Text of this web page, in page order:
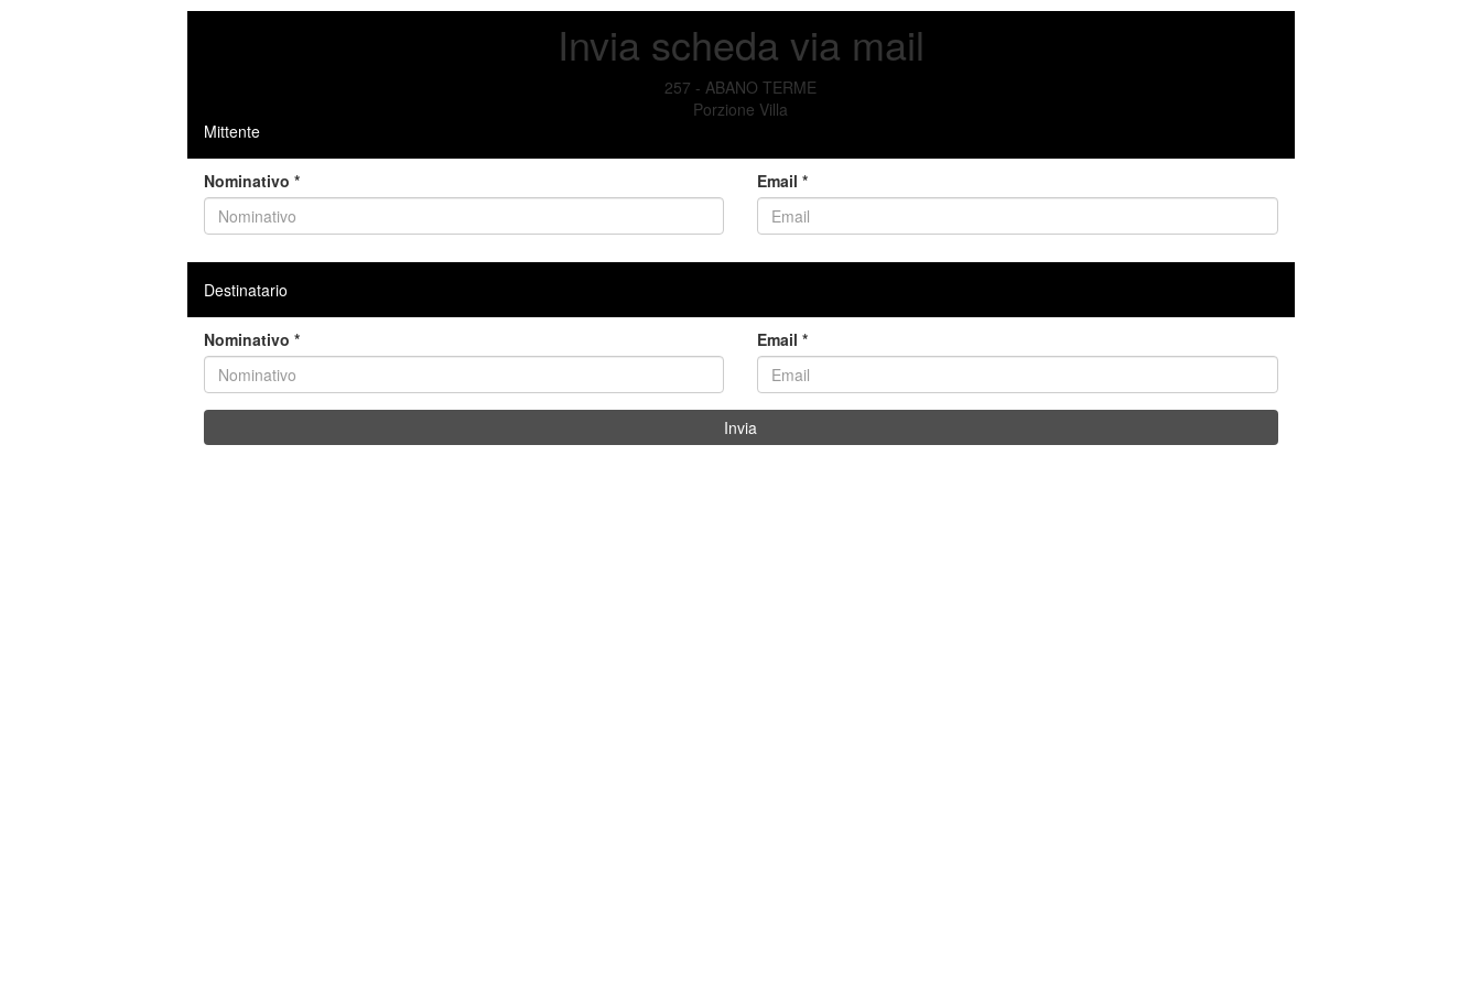
Invia scheda via mail
257 - ABANO TERME
Porzione Villa
Mittente
Nominativo * Email *
Destinatario
Nominativo * Email *
Invia